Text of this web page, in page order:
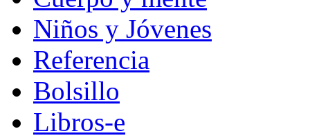
Niños y Jóvenes
Referencia
Bolsillo
Libros-e